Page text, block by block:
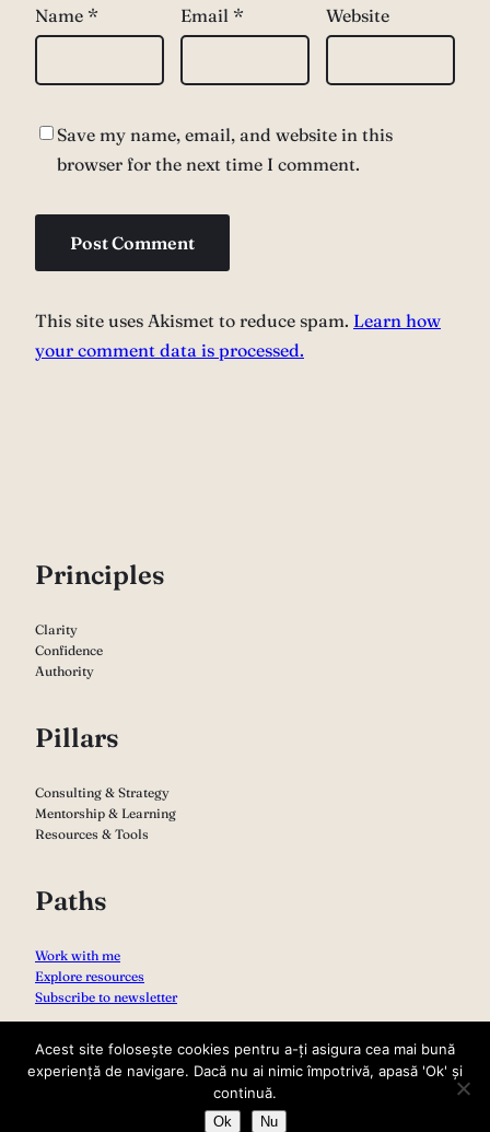
Name * Email * Website
Save my name, email, and website in this
browser for the next time I comment.
This site uses Akismet to reduce spam. Learn how
your comment data is processed.
Principles
Clarity
Confidence
Authority
Pillars
Consulting & Strategy
Mentorship & Learning
Resources & Tools
Paths
Work with me
Explore resources
Subscribe to newsletter
Copyright 2026 – Sabina Varga
Acest site folosește cookies pentru a-ți asigura cea mai bună
experiență de navigare. Dacă nu ai nimic împotrivă, apasă 'Ok' și
continuă.
Ok Nu